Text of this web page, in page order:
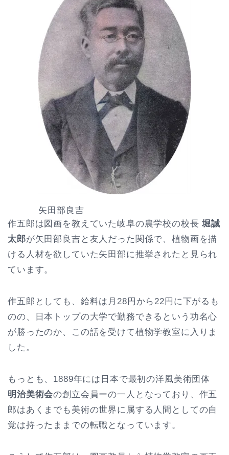
矢田部良吉
作五郎は図画を教えていた岐阜の農学校の校長堀誠
太郎が矢田部良吉と友人だった関係で、植物画を描
ける人材を欲していた矢田部に推挙されたと見られ
ています。
作五郎としても、給料は月28円から22円に下がるも
のの、日本トップの大学で勤務できるという功名心
が勝ったのか、この話を受けて植物学教室に入りま
した。
もっとも、1889年には日本で最初の洋風美術団体
明治美術会の創立会員ーの一人となっており、作五
郎はあくまでも美術の世界に属する人間としての自
覚は持ったままでの転職となっています。